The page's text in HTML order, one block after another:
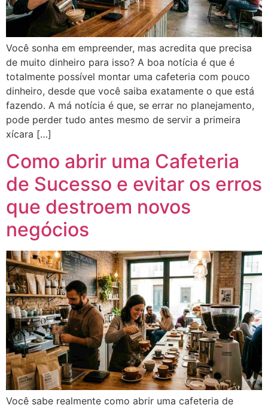
Você sonha em empreender, mas acredita que precisa
de muito dinheiro para isso? A boa notícia é que é
totalmente possível montar uma cafeteria com pouco
dinheiro, desde que você saiba exatamente o que está
fazendo. A má notícia é que, se errar no planejamento,
pode perder tudo antes mesmo de servir a primeira
xícara […]
Como abrir uma Cafeteria
de Sucesso e evitar os erros
que destroem novos
negócios
Você sabe realmente como abrir uma cafeteria de